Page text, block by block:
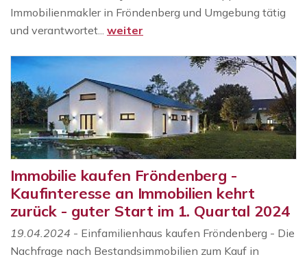
Immobilienmakler in Fröndenberg und Umgebung tätig
und verantwortet... weiter
Immobilie kaufen Fröndenberg -
Kaufinteresse an Immobilien kehrt
zurück - guter Start im 1. Quartal 2024
19.04.2024 - Einfamilienhaus kaufen Fröndenberg - Die
Nachfrage nach Bestandsimmobilien zum Kauf in